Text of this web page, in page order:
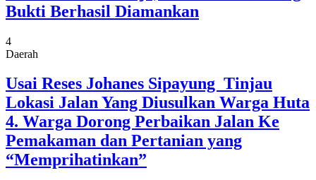
Bukti Berhasil Diamankan
4
Daerah
Usai Reses Johanes Sipayung Tinjau
Lokasi Jalan Yang Diusulkan Warga Huta
4. Warga Dorong Perbaikan Jalan Ke
Pemakaman dan Pertanian yang
“Memprihatinkan”